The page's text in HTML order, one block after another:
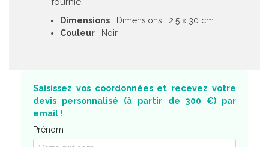
Dimensions : Dimensions : 2.5 x 30 cm
Couleur : Noir
Saisissez vos coordonnées et recevez votre
devis personnalisé (à partir de 300 €) par
email !
Prénom